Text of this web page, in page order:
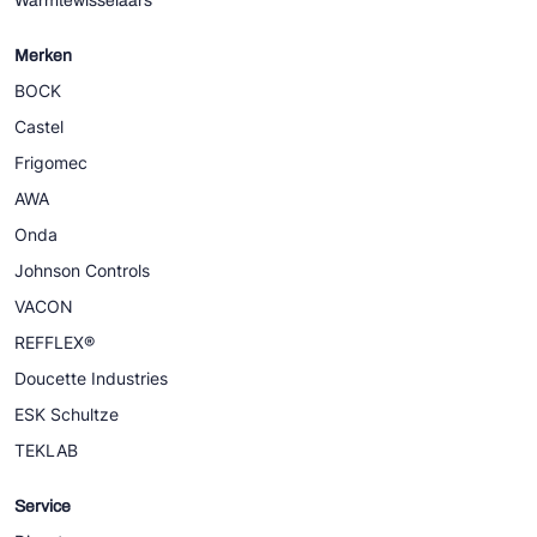
Merken
BOCK
Castel
Frigomec
AWA
Onda
Johnson Controls
VACON
REFFLEX®
Doucette Industries
ESK Schultze
TEKLAB
Service